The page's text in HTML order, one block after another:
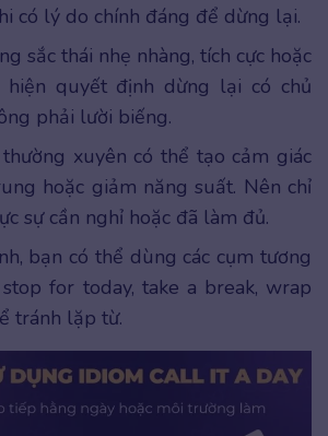
có lý do chính đáng để dừng lại.
sắc thái nhẹ nhàng, tích cực hoặc
hiện quyết định dừng lại có chủ
phải lười biếng.
xuyên có thể tạo cảm giác
hoặc giảm năng suất. Nên chỉ
sự cần nghỉ hoặc đã làm đủ.
bạn có thể dùng các cụm tương
for today, take a break, wrap
tránh lặp từ.